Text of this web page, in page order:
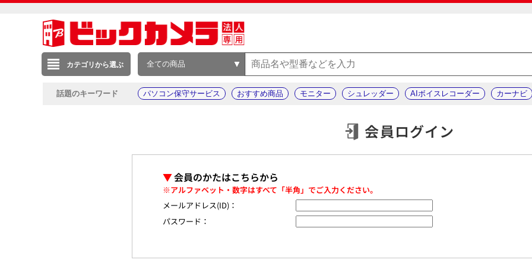
カテゴリから選ぶ 全ての商品
話題のキーワード パソコン保守サービス おすすめ商品 モニター シュレッダー AIボイスレコーダー カーナビ
会員ログイン
▼会員のかたはこちらから
※アルファベット・数字はすべて「半角」でご入力ください。
メールアドレス(ID)：
パスワード：